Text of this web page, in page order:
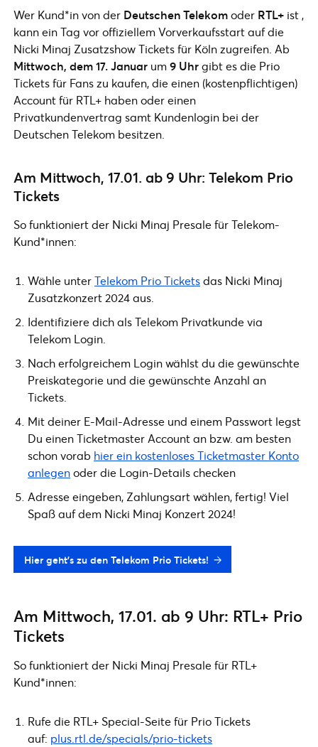
Wer Kund*in von der Deutschen Telekomoder RTL+ ist ,
kann ein Tag vor offiziellem Vorverkaufsstart auf die
Nicki Minaj Zusatzshow Tickets für Köln zugreifen. Ab
Mittwoch, dem 17. Januar um9 Uhrgibt es die Prio
Tickets für Fans zu kaufen, die einen (kostenpflichtigen)
Account für RTL+ haben oder einen
Privatkundenvertrag samt Kundenlogin bei der
Deutschen Telekom besitzen.
Am Mittwoch, 17.01. ab 9 Uhr: Telekom Prio
Tickets
So funktioniert der Nicki Minaj Presale für Telekom-
Kund*innen:
Wähle unterTelekom Prio Ticketsdas Nicki Minaj
Zusatzkonzert 2024 aus.
Identifiziere dich als Telekom Privatkunde via
Telekom Login.
Nach erfolgreichem Login wählst du die gewünschte
Preiskategorie und die gewünschte Anzahl an
Tickets.
Mit deiner E-Mail-Adresse und einem Passwort legst
Du einen Ticketmaster Account an bzw. am besten
schon vorab hier ein kostenloses Ticketmaster Konto
anlegenoder die Login-Details checken
Adresse eingeben, Zahlungsart wählen, fertig! Viel
Spaß auf dem Nicki Minaj Konzert 2024!
Hier geht’s zu den Telekom Prio Tickets!
Am Mittwoch, 17.01. ab 9 Uhr: RTL+ Prio
Tickets
So funktioniert der Nicki Minaj Presale für RTL+
Kund*innen:
Rufe die RTL+ Special-Seite für Prio Tickets
auf: plus.rtl.de/specials/prio-tickets